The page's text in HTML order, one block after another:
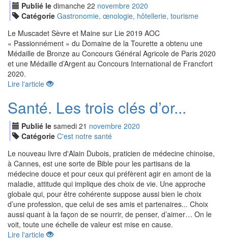
Publié le dimanche 22 novembre 2020
Catégorie Gastronomie, œnologie, hôtellerie, tourisme
Le Muscadet Sèvre et Maine sur Lie 2019 AOC
« Passionnément » du Domaine de la Tourette a obtenu une
Médaille de Bronze au Concours Général Agricole de Paris 2020
et une Médaille d’Argent au Concours International de Francfort
2020.
Lire l'article
Santé. Les trois clés d’or...
Publié le samedi 21 novembre 2020
Catégorie C'est notre santé
Le nouveau livre d'Alain Dubois, praticien de médecine chinoise,
à Cannes, est une sorte de Bible pour les partisans de la
médecine douce et pour ceux qui préfèrent agir en amont de la
maladie, attitude qui implique des choix de vie. Une approche
globale qui, pour être cohérente suppose aussi bien le choix
d’une profession, que celui de ses amis et partenaires... Choix
aussi quant à la façon de se nourrir, de penser, d’aimer… On le
voit, toute une échelle de valeur est mise en cause.
Lire l'article